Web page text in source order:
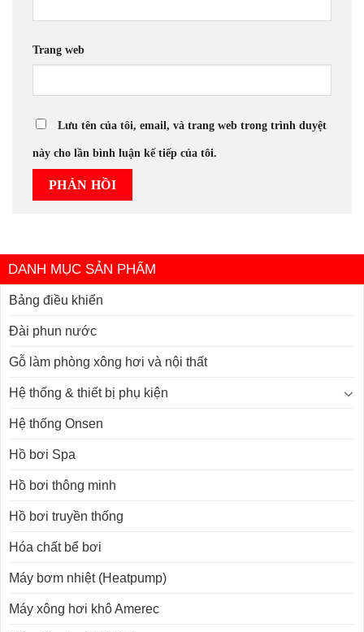
Trang web
Lưu tên của tôi, email, và trang web trong trình duyệt
này cho lần bình luận kế tiếp của tôi.
DANH MỤC SẢN PHẨM
Bảng điều khiển
Đài phun nước
Gỗ làm phòng xông hơi và nội thất
Hệ thống & thiết bị phụ kiện
Hệ thống Onsen
Hồ bơi Spa
Hồ bơi thông minh
Hồ bơi truyền thống
Hóa chất bể bơi
Máy bơm nhiệt (Heatpump)
Máy xông hơi khô Amerec